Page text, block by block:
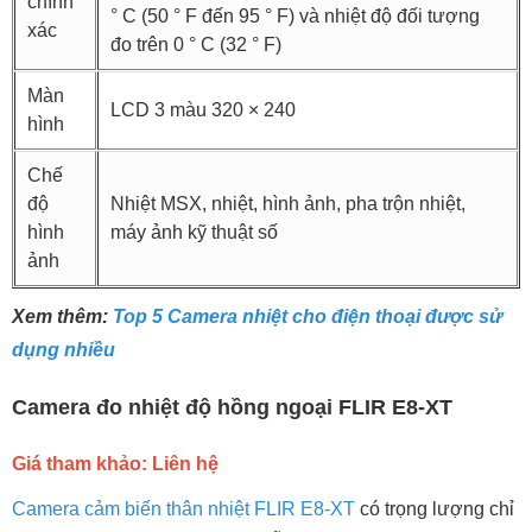
xác
° C (50 ° F đến 95 ° F) và nhiệt độ đối tượng
đo trên 0 ° C (32 ° F)
Màn
hình
LCD 3 màu 320 × 240
Chế
độ
hình
ảnh
Nhiệt MSX, nhiệt, hình ảnh, pha trộn nhiệt,
máy ảnh kỹ thuật số
Xem thêm: Top 5 Camera nhiệt cho điện thoại được sử
dụng nhiều
Camera đo nhiệt độ hồng ngoại FLIR E8-XT
Giá tham khảo: Liên hệ
Camera cảm biến thân nhiệt FLIR E8-XT có trọng lượng chỉ